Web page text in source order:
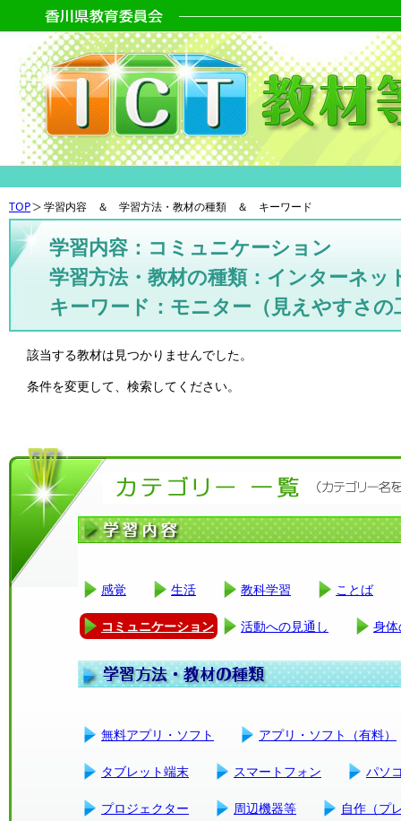
TOP 学習内容 ＆ 学習方法・教材の種類 ＆ キーワード
学習内容：コミュニケーション
学習方法・教材の種類：インターネッ
キーワード：モニター（見えやすさの
該当する教材は見つかりませんでした。
条件を変更して、検索してください。
感覚 生活 教科学習 ことば
コミュニケーション 活動への見通し 身
無料アプリ・ソフト アプリ・ソフト（有料）
タブレット端末 スマートフォン パソ
プロジェクター 周辺機器等 自作（プ